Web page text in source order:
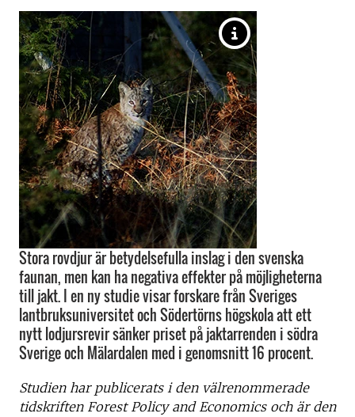
Stora rovdjur är betydelsefulla inslag i den svenska
faunan, men kan ha negativa effekter på möjligheterna
till jakt. I en ny studie visar forskare från Sveriges
lantbruksuniversitet och Södertörns högskola att ett
nytt lodjursrevir sänker priset på jaktarrenden i södra
Sverige och Mälardalen med i genomsnitt 16 procent.
Studien har publicerats i den välrenommerade
tidskriften Forest Policy and Economics och är den